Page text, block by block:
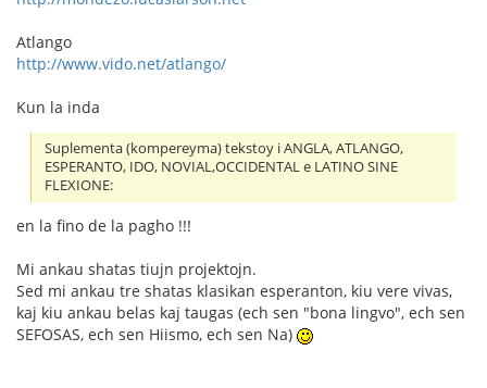
Atlango
http://www.vido.net/atlango/
Kun la inda
Suplementa (kompereyma) tekstoy i ANGLA, ATLANGO,
ESPERANTO, IDO, NOVIAL,OCCIDENTAL e LATINO SINE
FLEXIONE:
en la fino de la pagho !!!
Mi ankau shatas tiujn projektojn.
Sed mi ankau tre shatas klasikan esperanton, kiu vere vivas,
kaj kiu ankau belas kaj taugas (ech sen "bona lingvo", ech sen
SEFOSAS, ech sen Hiismo, ech sen Na)